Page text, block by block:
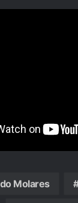
Molares